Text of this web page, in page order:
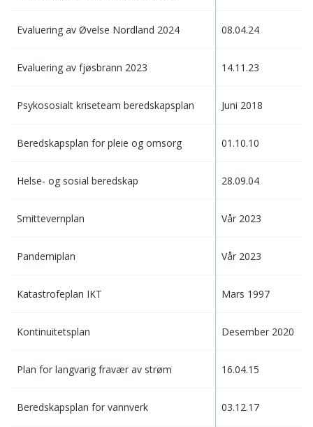
Evaluering av Øvelse Nordland 2024 08.04.24
Evaluering av fjøsbrann 2023 14.11.23
Psykososialt kriseteam beredskapsplan Juni 2018
Beredskapsplan for pleie og omsorg 01.10.10
Helse- og sosial beredskap 28.09.04
Smittevernplan Vår 2023
Pandemiplan Vår 2023
Katastrofeplan IKT Mars 1997
Kontinuitetsplan Desember 2020
Plan for langvarig fravær av strøm 16.04.15
Beredskapsplan for vannverk 03.12.17